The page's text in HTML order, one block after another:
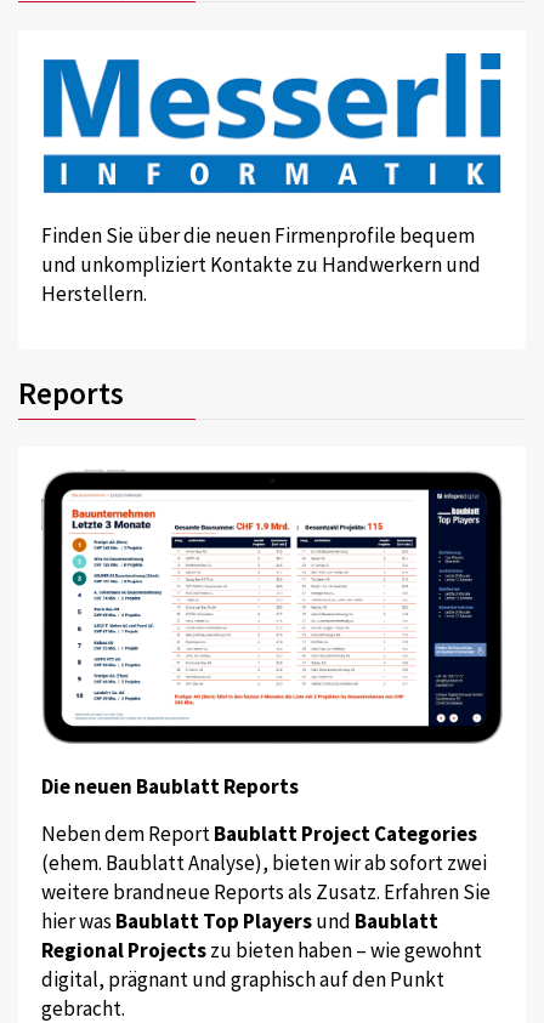
Finden Sie über die neuen Firmenprofile bequem
und unkompliziert Kontakte zu Handwerkern und
Herstellern.
Reports
Die neuen Baublatt Reports
Neben dem ReportBaublatt Project Categories
(ehem. Baublatt Analyse), bieten wir ab sofort zwei
weitere brandneue Reports als Zusatz. Erfahren Sie
hier was Baublatt Top Playersund Baublatt
Regional Projectszu bieten haben – wie gewohnt
digital, prägnant und graphisch auf den Punkt
gebracht.